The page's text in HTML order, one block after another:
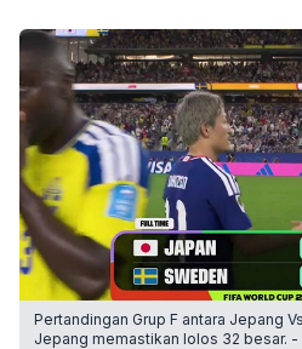
Pertandingan Grup F antara Jepang
Jepang memastikan lolos 32 besar. -